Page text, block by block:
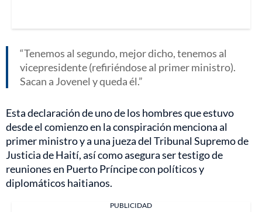
Tenemos al segundo, mejor dicho, tenemos al
vicepresidente (refiriéndose al primer ministro).
Sacan a Jovenel y queda él.
Esta declaración de uno de los hombres que estuvo
desde el comienzo en la conspiración menciona al
primer ministro y a una jueza del Tribunal Supremo de
Justicia de Haití, así como asegura ser testigo de
reuniones en Puerto Príncipe con políticos y
diplomáticos haitianos.
PUBLICIDAD